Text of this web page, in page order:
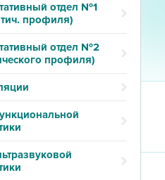
отдел №1
профиля)
отдел №2
профиля)